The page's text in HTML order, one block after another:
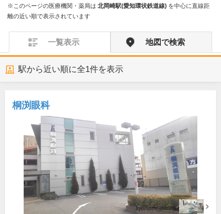
※このページの医療機関・薬局は 北岡崎駅(愛知環状鉄道線) を中心に直線距
離の近い順で表示されています
一覧表示 地図で検索
駅から近い順に全1件を表示
桐渕眼科